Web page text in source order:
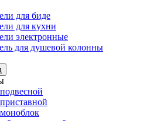
для биде
для кухни
электронные
для душевой колонны